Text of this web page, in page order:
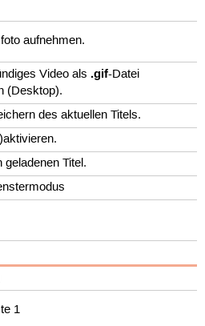
aufnehmen.
Video als .gif-Datei
(Desktop).
des aktuellen Titels.
geladenen Titel.
1